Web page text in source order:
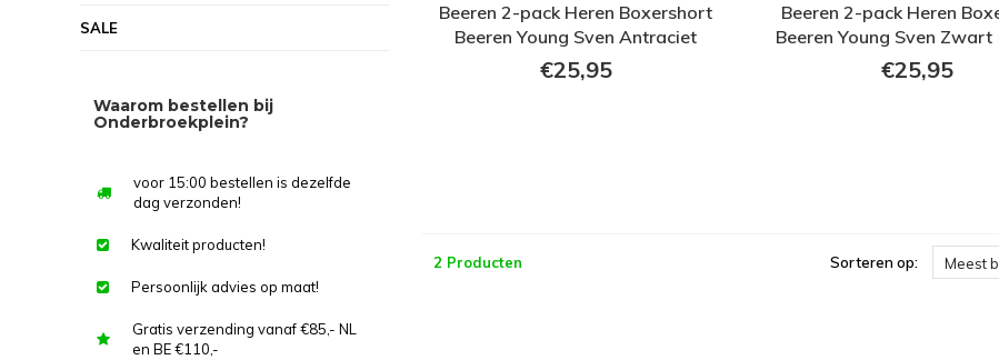
SALE
Waarom bestellen bij
Onderbroekplein?
voor 15:00 bestellen is dezelfde
dag verzonden!
Kwaliteit producten!
Persoonlijk advies op maat!
Gratis verzending vanaf €85,- NL
en BE €110,-
Beeren 2-pack Heren Boxershort
Beeren Young Sven Antraciet
(zachte micro stof)
€25,95
Beeren 2-pack Heren
Beeren Young Sven Zwart
micro stof)
€25,95
2 Producten Sorteren op: Meest